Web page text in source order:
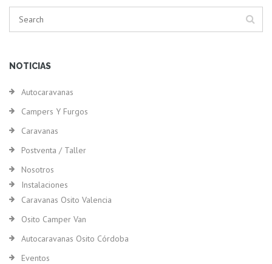
NOTICIAS
Autocaravanas
Campers Y Furgos
Caravanas
Postventa / Taller
Nosotros
Instalaciones
Caravanas Osito Valencia
Osito Camper Van
Autocaravanas Osito Córdoba
Eventos